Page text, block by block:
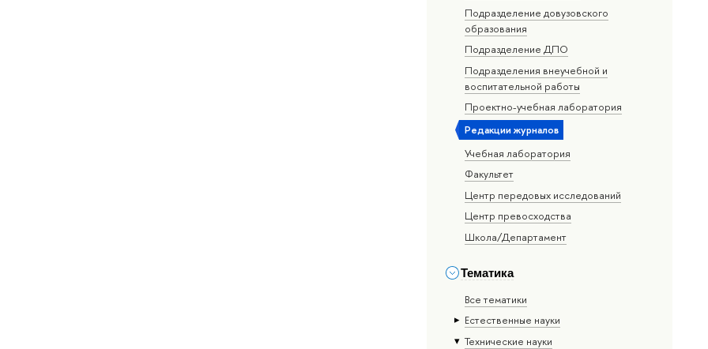
Подразделение довузовского
образования
Подразделение ДПО
Подразделения внеучебной и
воспитательной работы
Проектно-учебная лаборатория
Редакции журналов
Учебная лаборатория
Факультет
Центр передовых исследований
Центр превосходства
Школа/Департамент
Тематика
Все тематики
Естественные науки
Тех­ничес­кие науки